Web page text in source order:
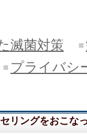
滅菌対策
プライバシ
リングをおこな